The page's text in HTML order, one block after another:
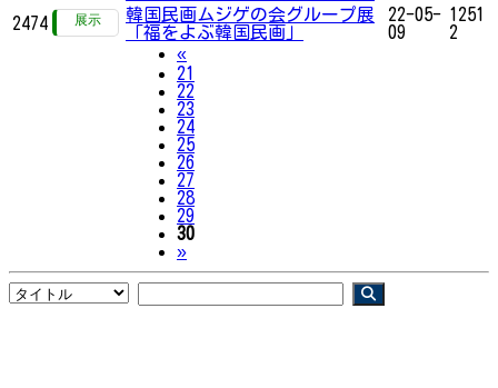
2474
韓国民画ムジゲの会グループ展
「福をよぶ韓国民画」
22-05-
09
1251
2
«Previous
21
22
23
24
25
26
27
28
29
30
»Next